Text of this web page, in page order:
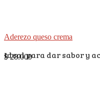
Aderezo queso crema
Ideal para dar sabor y
$28.000